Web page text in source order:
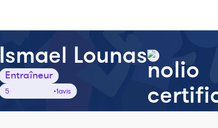
Ismael Lounas
Entraîneur
5 •1avis